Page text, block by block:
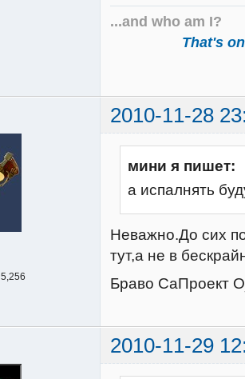
...and who am I?
That's
2010-11-28
5,256
мини я пишет:
а испалнять
Неважно.До сих
тут,а не в
Браво СаПроект
2010-11-29